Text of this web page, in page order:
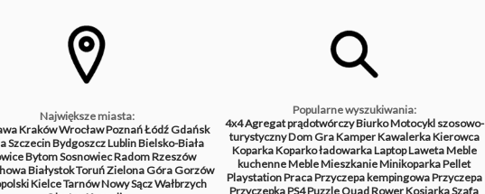
Największe miasta:
KrakówWrocławPoznańŁódźGdańsk
SzczecinBydgoszczLublinBielsko-Biała
BytomSosnowiecRadomRzeszów
BiałystokToruńZielona GóraGorzów
KielceTarnówNowy SączWałbrzych
Popularne wyszukiwania:
4x4Agregat prądotwórczyBiurkoMotocykl szosowo-
turystycznyDomGraKamperKawalerkaKierowca
KoparkaKoparko ładowarkaLaptopLawetaMeble
kuchenneMebleMieszkanieMinikoparkaPellet
PlaystationPracaPrzyczepa kempingowaPrzyczepa
PrzyczepkaPS4PuzzleQuadRowerKosiarkaSzafa